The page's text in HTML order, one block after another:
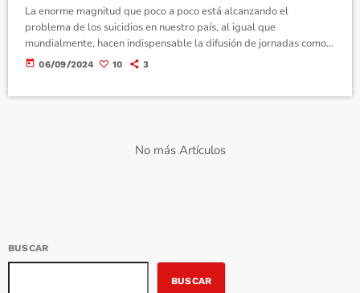
La enorme magnitud que poco a poco está alcanzando el
problema de los suicidios en nuestro país, al igual que
mundialmente, hacen indispensable la difusión de jornadas como
la que un año más organiza la “ASOCIACIÓN LA BARANDILLA”,
today 06/09/2024 10 3
No más Artículos
BUSCAR
BUSCAR